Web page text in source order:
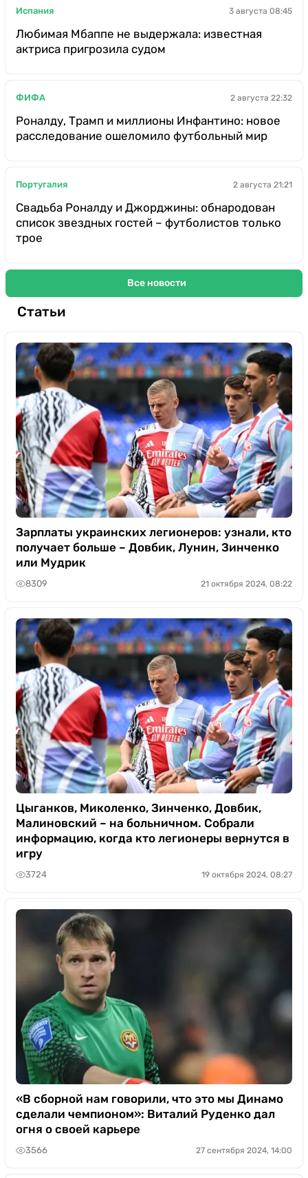
Испания 3 августа 08:45
Любимая Мбаппе не выдержала: известная
актриса пригрозила судом
ФИФА 2 августа 22:32
Роналду, Трамп и миллионы Инфантино: новое
расследование ошеломило футбольный мир
Португалия 2 августа 21:21
Свадьба Роналду и Джорджины: обнародован
список звездных гостей – футболистов только
трое
Все новости
Статьи
Зарплаты украинских легионеров: узнали, кто
получает больше – Довбик, Лунин, Зинченко
или Мудрик
8309 21 октября 2024, 08:22
Цыганков, Миколенко, Зинченко, Довбик,
Малиновский – на больничном. Собрали
информацию, когда кто легионеры вернутся в
игру
3724 19 октября 2024, 08:27
«В сборной нам говорили, что это мы Динамо
сделали чемпионом»: Виталий Руденко дал
огня о своей карьере
3566 27 сентября 2024, 14:00